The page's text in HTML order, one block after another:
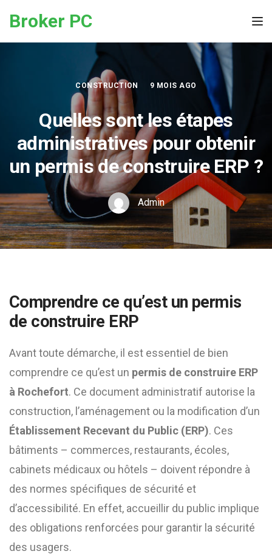
Broker PC
CONSTRUCTION 9 MOIS AGO
Quelles sont les étapes
administratives pour obtenir
un permis de construire ERP ?
Admin
Comprendre ce qu’est un permis
de construire ERP
Avant toute démarche, il est essentiel de bien
comprendre ce qu’est un permis de construire ERP
à Rochefort. Ce document administratif autorise la
construction, l’aménagement ou la modification d’un
Établissement Recevant du Public (ERP). Ces
bâtiments – commerces, restaurants, écoles,
cabinets médicaux ou hôtels – doivent répondre à
des normes spécifiques de sécurité et
d’accessibilité. En effet, accueillir du public implique
des obligations renforcées pour garantir la sécurité
des usagers.